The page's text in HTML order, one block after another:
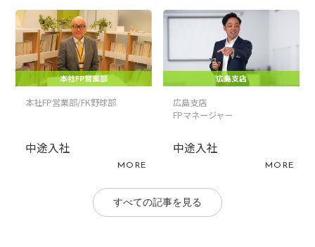
本社FP営業部/FK野球部
中途入社
MORE
広島支店
FPマネージャー
中途入社
MORE
すべての記事を見る